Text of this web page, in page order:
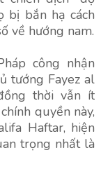
bị bắn hạ cách
về hướng nam.
công nhận
tướng Fayez al
thời vẫn ít
quyền này,
Haftar, hiện
trọng nhất là